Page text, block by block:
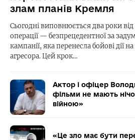
злам планів Кремля
Сьогодні виповнюється два роки від
операції — безпрецедентної за
кампанії, яка перенесла бойові дії
агресора. Цей крок…
Актор і офіцер
фільми не мають
війною»
«Це зло має бути